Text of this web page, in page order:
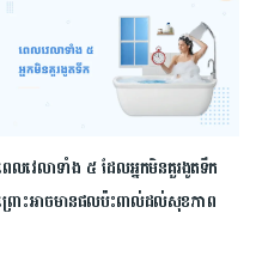
លវេលាទាំង ៥ ដែលអ្នកមិនគួរងូតទឹក​
រោះអាចមានផលប៉ះពាល់ដល់សុខភាព